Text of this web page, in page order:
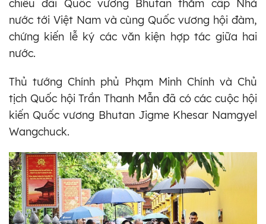
chiêu đãi Quốc vương Bhutan thăm cấp Nhà
nước tới Việt Nam và cùng Quốc vương hội đàm,
chứng kiến lễ ký các văn kiện hợp tác giữa hai
nước.
Thủ tướng Chính phủ Phạm Minh Chính và Chủ
tịch Quốc hội Trần Thanh Mẫn đã có các cuộc hội
kiến Quốc vương Bhutan Jigme Khesar Namgyel
Wangchuck.